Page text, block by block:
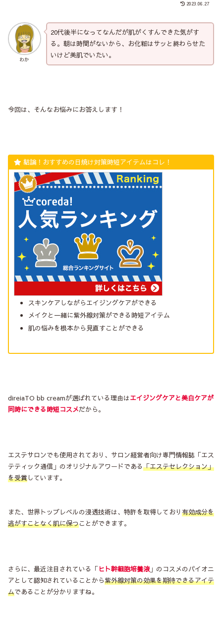
2023.06.27
わか
20代後半になってなんだが肌がくすんできた気がす
る。朝は時間がないから、お化粧はサッと終わらせた
いけど美肌でいたい。
今回は、そんなお悩みにお答えします！
結論！おすすめの日焼け対策時短アイテムはコレ！
スキンケアしながらエイジングケアができる
メイクと一緒に紫外線対策ができる時短アイテム
肌の悩みを根本から見直すことができる
direiaTO bb creamが選ばれている理由はエイジングケアと美白ケアが
同時にできる時短コスメだから。
エステサロンでも使用されており、サロン経営者向け専門情報誌「エス
テティック通信」のオリジナルアワードである「エステセレクション」
を受賞しています。
また、世界トップレベルの浸透技術は、特許を取得しており 有効成分を
逃がすことなく肌に保つことができます。
さらに、最近注目されている「ヒト幹細胞培養液」のコスメのパイオニ
アとして認知されていることから紫外線対策の効果を期待できるアイテ
ムであることが分かりますね。